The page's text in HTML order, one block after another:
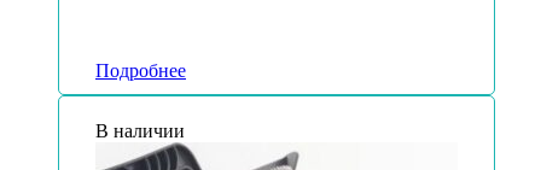
Подробнее
В наличии